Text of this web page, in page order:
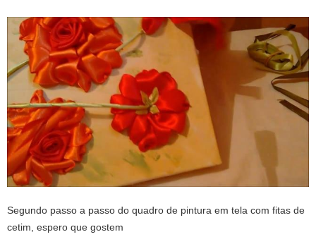
Segundo passo a passo do quadro de pintura em tela com fitas de
cetim, espero que gostem